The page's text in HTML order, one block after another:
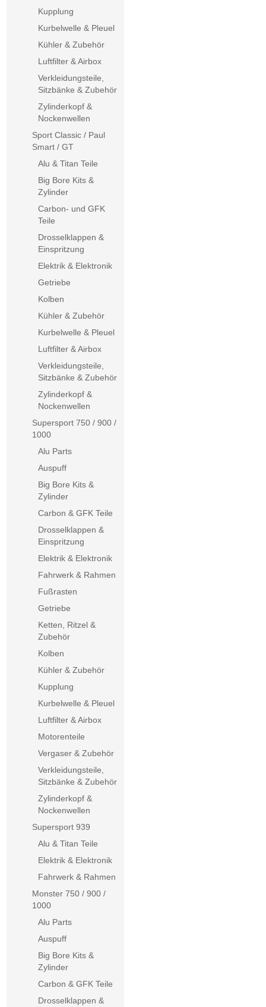
Kupplung
Kurbelwelle & Pleuel
Kühler & Zubehör
Luftfilter & Airbox
Verkleidungsteile,
Sitzbänke & Zubehör
Zylinderkopf &
Nockenwellen
Sport Classic / Paul
Smart / GT
Alu & Titan Teile
Big Bore Kits &
Zylinder
Carbon- und GFK
Teile
Drosselklappen &
Einspritzung
Elektrik & Elektronik
Getriebe
Kolben
Kühler & Zubehör
Kurbelwelle & Pleuel
Luftfilter & Airbox
Verkleidungsteile,
Sitzbänke & Zubehör
Zylinderkopf &
Nockenwellen
Supersport 750 / 900 /
1000
Alu Parts
Auspuff
Big Bore Kits &
Zylinder
Carbon & GFK Teile
Drosselklappen &
Einspritzung
Elektrik & Elektronik
Fahrwerk & Rahmen
Fußrasten
Getriebe
Ketten, Ritzel &
Zubehör
Kolben
Kühler & Zubehör
Kupplung
Kurbelwelle & Pleuel
Luftfilter & Airbox
Motorenteile
Vergaser & Zubehör
Verkleidungsteile,
Sitzbänke & Zubehör
Zylinderkopf &
Nockenwellen
Supersport 939
Alu & Titan Teile
Elektrik & Elektronik
Fahrwerk & Rahmen
Monster 750 / 900 /
1000
Alu Parts
Auspuff
Big Bore Kits &
Zylinder
Carbon & GFK Teile
Drosselklappen &